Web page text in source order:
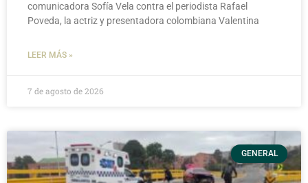
comunicadora Sofía Vela contra el periodista Rafael
Poveda, la actriz y presentadora colombiana Valentina
LEER MÁS »
7 de agosto de 2026
GENERAL